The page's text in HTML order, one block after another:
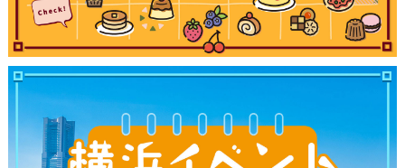
サイトについて